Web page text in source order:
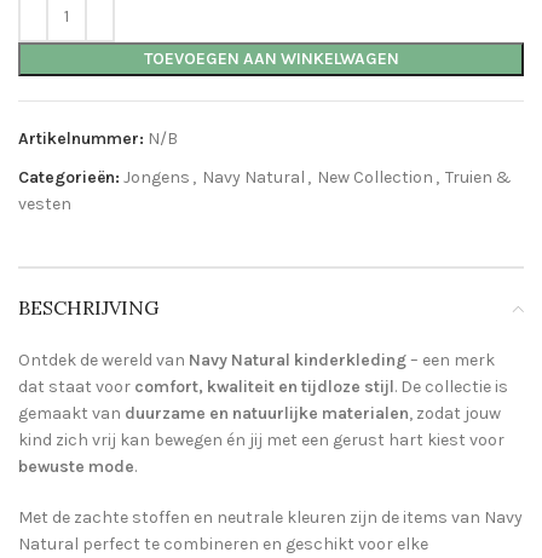
TOEVOEGEN AAN WINKELWAGEN
Artikelnummer: N/B
Categorieën: Jongens , Navy Natural , New Collection , Truien &
vesten
BESCHRIJVING
Ontdek de wereld van Navy Natural kinderkleding– een merk
dat staat voor comfort, kwaliteit en tijdloze stijl. De collectie is
gemaakt van duurzame en natuurlijke materialen, zodat jouw
kind zich vrij kan bewegen én jij met een gerust hart kiest voor
bewuste mode.
Met de zachte stoffen en neutrale kleuren zijn de items van Navy
Natural perfect te combineren en geschikt voor elke